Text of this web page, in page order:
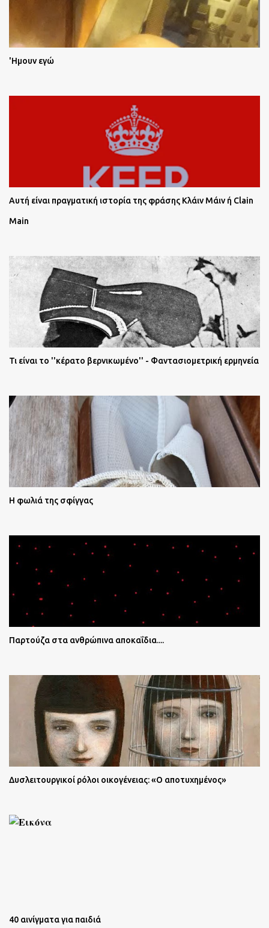
'Ημουν εγώ
Αυτή είναι πραγματική ιστορία της φράσης Κλάιν Μάιν ή Clain
Main
Τι είναι το ''κέρατο βερνικωμένο'' - Φαντασιομετρική ερμηνεία
Η φωλιά της σφίγγας
Παρτούζα στα ανθρώπινα αποκαΐδια....
Δυσλειτουργικοί ρόλοι οικογένειας: «Ο αποτυχημένος»
40 αινίγματα για παιδιά